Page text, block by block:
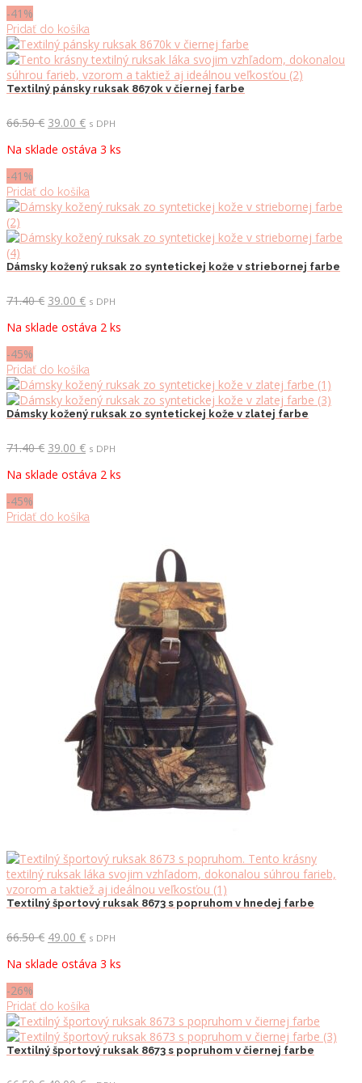
-41%
Pridať do košíka
Textilný pánsky ruksak 8670k v čiernej farbe
66.50€ Pôvodná
bola:
39.00 €Aktuálna
je:
s DPH
Na sklade ostáva 3 ks
-41%
Pridať do košíka
Dámsky kožený ruksak zo syntetickej kože v striebornej farbe
71.40€ Pôvodná
bola:
39.00 €Aktuálna
je:
s DPH
Na sklade ostáva 2 ks
-45%
Pridať do košíka
Dámsky kožený ruksak zo syntetickej kože v zlatej farbe
71.40€ Pôvodná
bola:
39.00 €Aktuálna
je:
s DPH
Na sklade ostáva 2 ks
-45%
Pridať do košíka
Textilný športový ruksak 8673 s popruhom v hnedej farbe
66.50€ Pôvodná
bola:
49.00 €Aktuálna
je:
s DPH
Na sklade ostáva 3 ks
-26%
Pridať do košíka
Textilný športový ruksak 8673 s popruhom v čiernej farbe